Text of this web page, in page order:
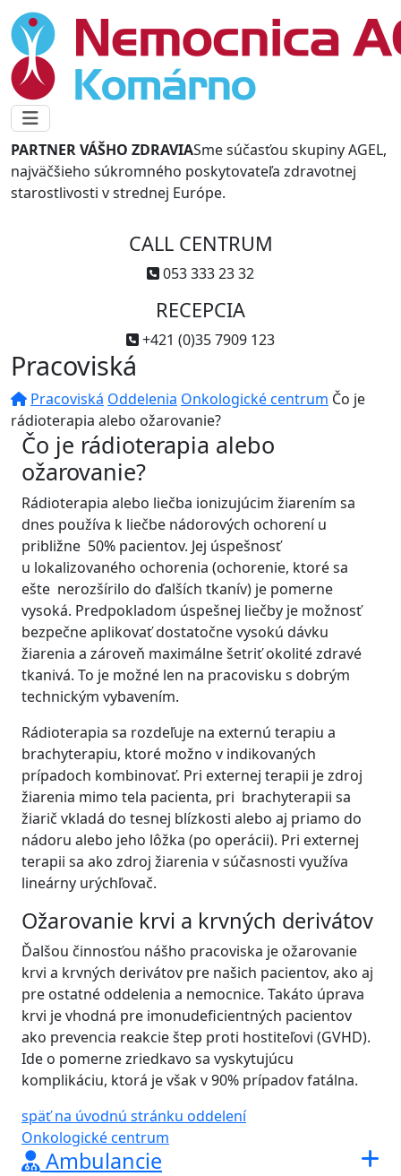
PARTNER VÁŠHO ZDRAVIASme súčasťou skupiny AGEL,
najväčšieho súkromného poskytovateľa zdravotnej
starostlivosti v strednej Európe.
CALL CENTRUM
053 333 23 32
RECEPCIA
+421 (0)35 7909 123
Pracoviská
Pracoviská Oddelenia Onkologické centrum Čo je
rádioterapia alebo ožarovanie?
Čo je rádioterapia alebo
ožarovanie?
Rádioterapia alebo liečba ionizujúcim žiarením sa
dnes používa k liečbe nádorových ochorení u
približne 50% pacientov. Jej úspešnosť
u lokalizovaného ochorenia (ochorenie, ktoré sa
ešte nerozšírilo do ďalších tkanív) je pomerne
vysoká. Predpokladom úspešnej liečby je možnosť
bezpečne aplikovať dostatočne vysokú dávku
žiarenia a zároveň maximálne šetriť okolité zdravé
tkanivá. To je možné len na pracovisku s dobrým
technickým vybavením.
Rádioterapia sa rozdeľuje na externú terapiu a
brachyterapiu, ktoré možno v indikovaných
prípadoch kombinovať. Pri externej terapii je zdroj
žiarenia mimo tela pacienta, pri brachyterapii sa
žiarič vkladá do tesnej blízkosti alebo aj priamo do
nádoru alebo jeho lôžka (po operácii). Pri externej
terapii sa ako zdroj žiarenia v súčasnosti využíva
lineárny urýchľovač.
Ožarovanie krvi a krvných derivátov
Ďalšou činnosťou nášho pracoviska je ožarovanie
krvi a krvných derivátov pre našich pacientov, ako aj
pre ostatné oddelenia a nemocnice. Takáto úprava
krvi je vhodná pre imonudeficientných pacientov
ako prevencia reakcie štep proti hostiteľovi (GVHD).
Ide o pomerne zriedkavo sa vyskytujúcu
komplikáciu, ktorá je však v 90% prípadov fatálna.
späť na úvodnú stránku oddelení
Onkologické centrum
Ambulancie